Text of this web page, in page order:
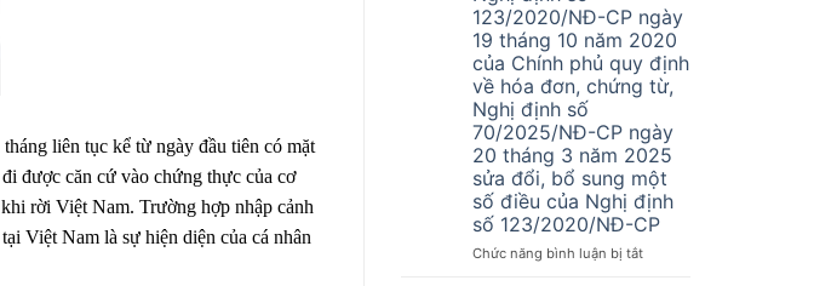
liên tục kể từ ngày đầu tiên có mặt
được căn cứ vào chứng thực của cơ
rời Việt Nam. Trường hợp nhập cảnh
Việt Nam là sự hiện diện của cá nhân
tuyển
dụng
nhân
sự
kế
123/2020/NĐ-CP ngày
19 tháng 10 năm 2020
của Chính phủ quy định
về hóa đơn, chứng từ,
Nghị định số
70/2025/NĐ-CP ngày
20 tháng 3 năm 2025
sửa đổi, bổ sung một
số điều của Nghị định
số 123/2020/NĐ-CP
Chức năng bình luận bị tắtở